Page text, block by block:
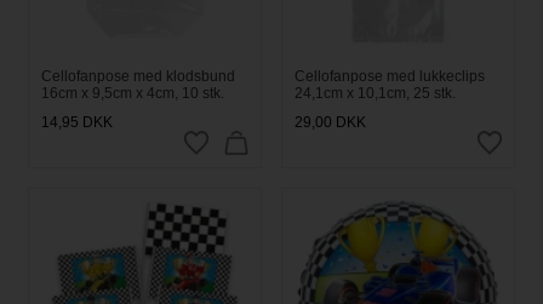
Cellofanpose med klodsbund
16cm x 9,5cm x 4cm, 10 stk.
14,95 DKK
Cellofanpose med lukkeclips
24,1cm x 10,1cm, 25 stk.
29,00 DKK